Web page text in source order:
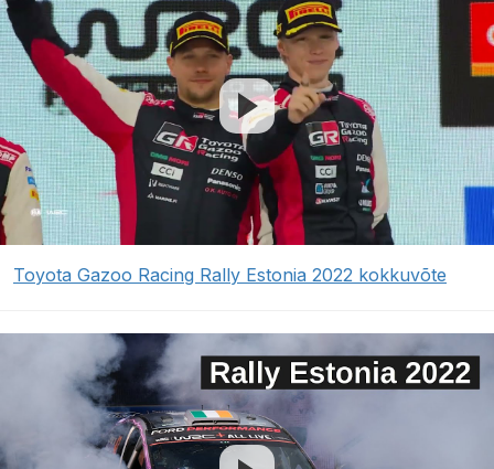
Toyota Gazoo Racing Rally Estonia 2022 kokkuvõte